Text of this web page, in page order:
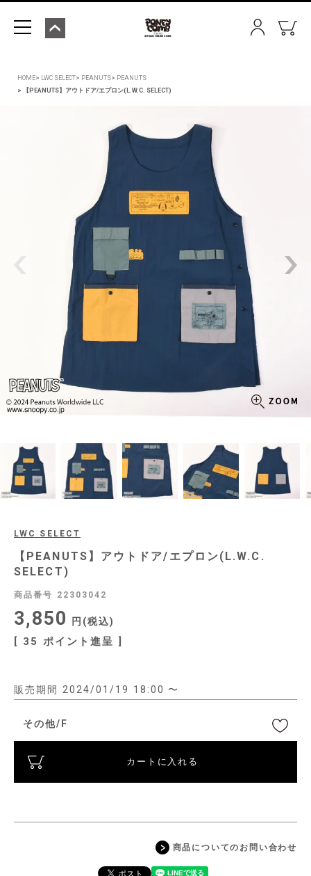
HOME LWC SELECT PEANUTS
PEANUTS
【PEANUTS】アウトドア/エプロン(L.W.C. SELECT)
LWC SELECT
【PEANUTS】アウトドア/エプロン(L.W.C.
SELECT)
商品番号 22303042
3,850 税込
[ 35 ポイント進呈 ]
販売期間 2024/01/19 18:00 〜
その他/F
カートに入れる
商品についてのお問い合わせ